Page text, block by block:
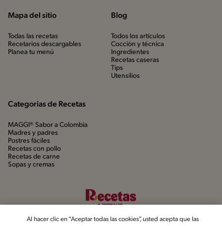
Mapa del sitio
Todas las recetas
Recetarios descargables
Planea tu menú
Blog
Todos los artículos
Cocción y técnica
Ingredientes
Recetas caseras
Tips
Utensílios
Categorias de Recetas
MAGGI® Sabor a Colombia
Madres y padres
Postres fáciles
Recetas con pollo
Recetas de carne
Sopas y cremas
Al hacer clic en “Aceptar todas las cookies”, usted acepta que las